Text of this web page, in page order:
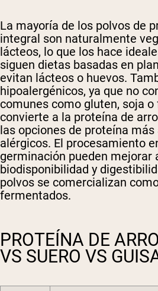
La mayoría de los polvos de
integral son naturalmente
lácteos, lo que los hace
siguen dietas basadas en
evitan lácteos o huevos.
hipoalergénicos, ya que no
comunes como gluten, soja
convierte a la proteína de
las opciones de proteína
alérgicos. El procesamiento
germinación pueden mejorar
biodisponibilidad y
polvos se comercializan
fermentados.
PROTEÍNA DE
VS SUERO VS